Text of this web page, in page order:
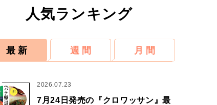
人気ランキング
最 新 週 間 月 間
2026.07.23
7月24日発売の『クロワッサン』最